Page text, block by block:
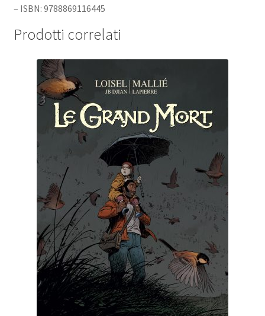
– ISBN: 9788869116445
Prodotti correlati